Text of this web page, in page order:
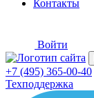
Контакты
Войти
+7 (495) 365-00-40
Техподдержка